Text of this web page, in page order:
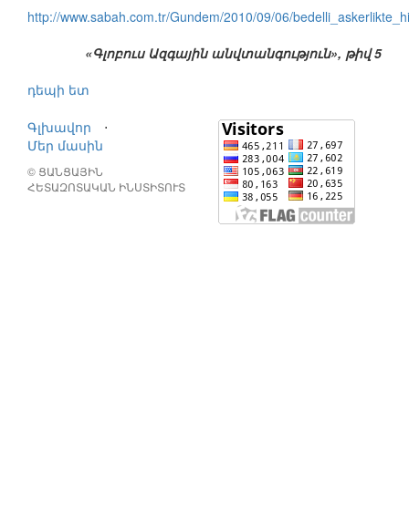
http://www.sabah.com.tr/Gundem/2010/09/06/
«Գլոբուս Ազգային անվտանգություն», թիվ 5
դեպի ետ
Գլխավոր
⋅
Մեր մասին
© ՑԱՆՑԱՅԻՆ
ՀԵՏԱԶՈՏԱԿԱՆ ԻՆՍՏԻՏՈՒՏ